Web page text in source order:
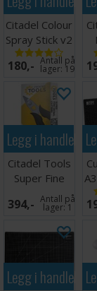
Citadel Colour
Spray Stick v2
180,- Antall på
lager: 19
Legg i
Citadel Tools
Super Fine
Detail Cutters
394,- Antall på
lager:1
Legg i